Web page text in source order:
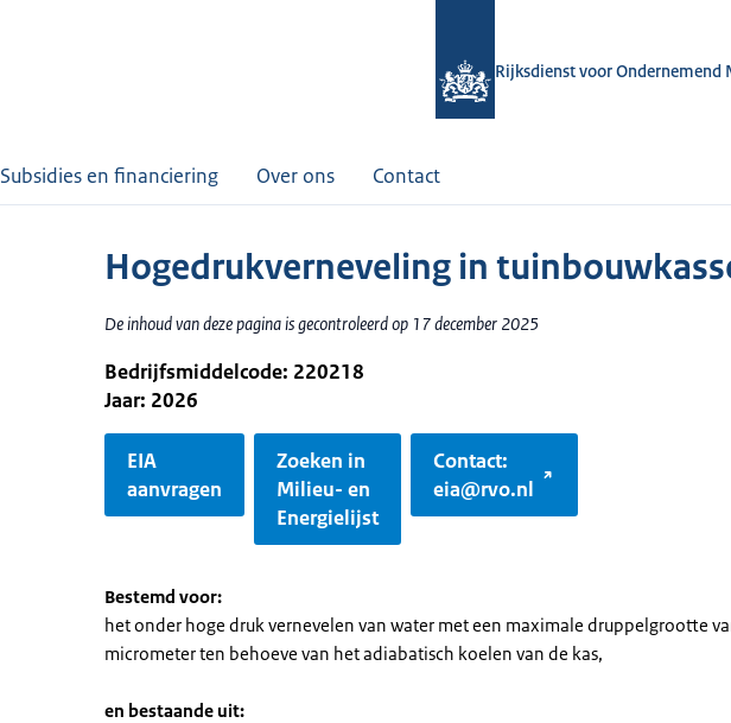
Rijksdienst voor Ondernemend
Subsidies en financiering Over ons Contact
Hogedrukverneveling in
De inhoud van deze pagina is gecontroleerd op 17 december 2025
Bedrijfsmiddelcode: 220218
Jaar: 2026
EIA
aanvragen
Zoeken in
Milieu- en
Energielijst
Contact:
eia@rvo.nl
Bestemd voor:
het onder hoge druk vernevelen van water met een maximale druppelgrootte
micrometer ten behoeve van het adiabatisch koelen van de kas,
en bestaande uit: